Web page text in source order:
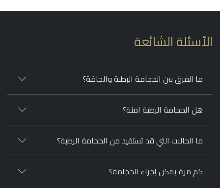
الشائعة
ما الفرق بين الحجامة الرطبة والجافة؟
هل الحجامة الرطبة آمنة؟
ما الحالات التي قد تستفيد من الحجامة الرطبة؟
كم مرة يمكن إجراء الحجامة؟